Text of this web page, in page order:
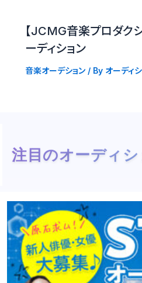
【JCMG音楽プロダク
ーディション
音楽オーデション/ By オーディ
注目のオーディシ